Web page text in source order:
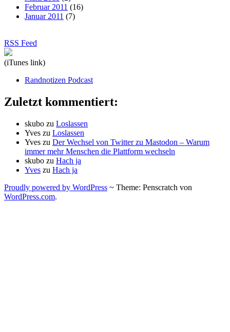
Februar 2011 (16)
Januar 2011 (7)
RSS Feed
(iTunes link)
Randnotizen Podcast
Zuletzt kommentiert:
skubo zu Loslassen
Yves zu Loslassen
Yves zu Der Wechsel von Twitter zu Mastodon – Warum
immer mehr Menschen die Plattform wechseln
skubo zu Hach ja
Yves zu Hach ja
Proudly powered by WordPress ~ Theme: Penscratch von
WordPress.com.